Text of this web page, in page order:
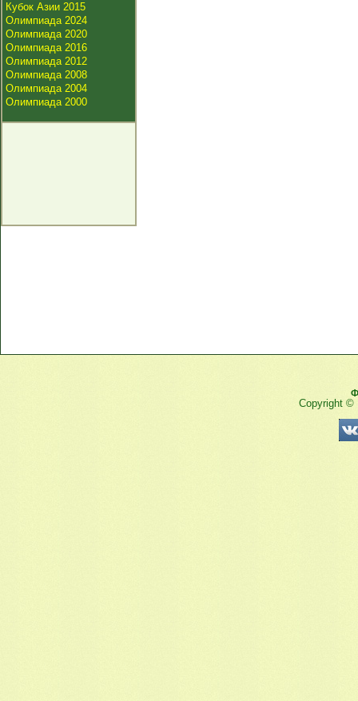
Кубок Азии 2015
Олимпиада 2024
Олимпиада 2020
Олимпиада 2016
Олимпиада 2012
Олимпиада 2008
Олимпиада 2004
Олимпиада 2000
Copyright ©